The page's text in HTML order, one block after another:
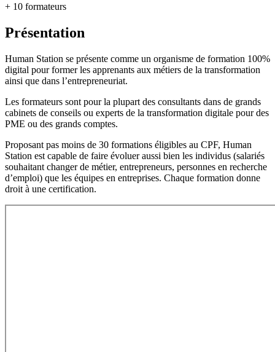
+ 10 formateurs
Présentation
Human Station se présente comme un organisme de formation 100%
digital pour former les apprenants aux métiers de la transformation
ainsi que dans l’entrepreneuriat.
Les formateurs sont pour la plupart des consultants dans de grands
cabinets de conseils ou experts de la transformation digitale pour des
PME ou des grands comptes.
Proposant pas moins de 30 formations éligibles au CPF, Human
Station est capable de faire évoluer aussi bien les individus (salariés
souhaitant changer de métier, entrepreneurs, personnes en recherche
d’emploi) que les équipes en entreprises. Chaque formation donne
droit à une certification.